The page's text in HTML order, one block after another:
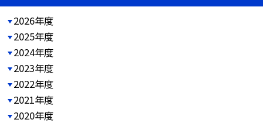
2026年度
2025年度
2024年度
2023年度
2022年度
2021年度
2020年度